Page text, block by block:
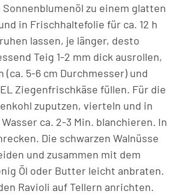
Sonnenblumenöl zu einem glatten
in Frischhaltefolie für ca. 12 h
lassen, je länger, desto
Teig 1-2 mm dick ausrollen,
(ca. 5-6 cm Durchmesser) und
Ziegenfrischkäse füllen. Für die
zuputzen, vierteln und in
ca. 2-3 Min. blanchieren. In
Die schwarzen Walnüsse
und zusammen mit dem
Öl oder Butter leicht anbraten.
Ravioli auf Tellern anrichten.